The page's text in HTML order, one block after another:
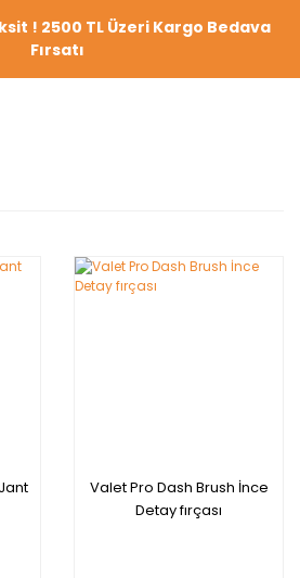
! 2500 TL Üzeri Kargo Bedava
Fırsatı
Valet Pro Dash Brush İnce
Detay fırçası